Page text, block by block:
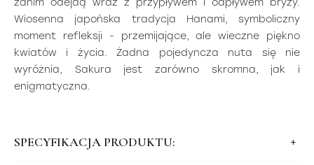
zanim odejdą wraz z przypływem i odpływem bryzy.
Wiosenna japońska tradycja Hanami, symboliczny
moment refleksji - przemijające, ale wieczne piękno
kwiatów i życia. Żadna pojedyncza nuta się nie
wyróżnia, Sakura jest zarówno skromna, jak i
enigmatyczna.
SPECYFIKACJA PRODUKTU: